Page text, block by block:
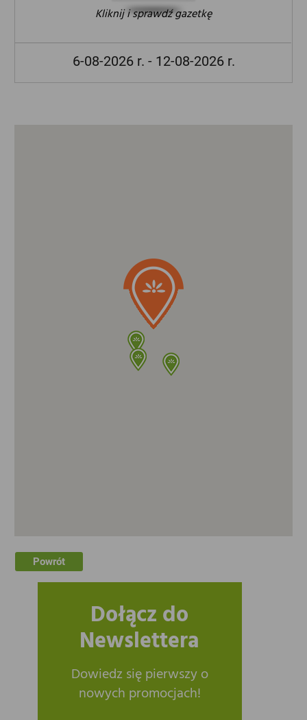
Kliknij i sprawdź gazetkę
6-08-2026 r. - 12-08-2026 r.
Powrót
Dołącz do
Newslettera
Dowiedz się pierwszy o
nowych promocjach!